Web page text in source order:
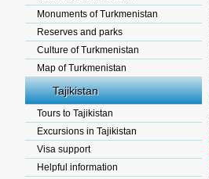
Monuments of Turkmenistan
Reserves and parks
Culture of Turkmenistan
Map of Turkmenistan
Tajikistan
Tours to Tajikistan
Excursions in Tajikistan
Visa support
Helpful information